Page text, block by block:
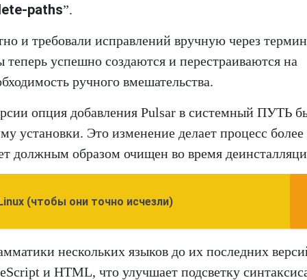
paths”.
и требовали исправлений вручную через
успешно создаются и перестраиваются на
ручного вмешательства.
опция добавления Pulsar в системный ПУТЬ
установки. Это изменение делает процесс более
должным образом очищен во время
(чтобы они точно исчезли)
нескольких языков до их последних
и HTML, что улучшает подсветку